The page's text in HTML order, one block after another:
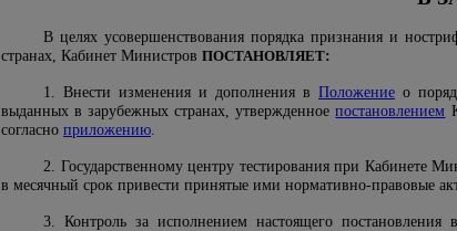
В целях усовершенствования порядка признания и
странах, Кабинет Министров ПОСТАНОВЛЯЕТ:
1. Внести изменения и дополнения в Положение о
выданных в зарубежных странах, утвержденноепостановлением
согласно приложению.
2. Государственному центру тестирования при Кабинете
в месячный срок привести принятые ими нормативно-правовые
3. Контроль за исполнением настоящего